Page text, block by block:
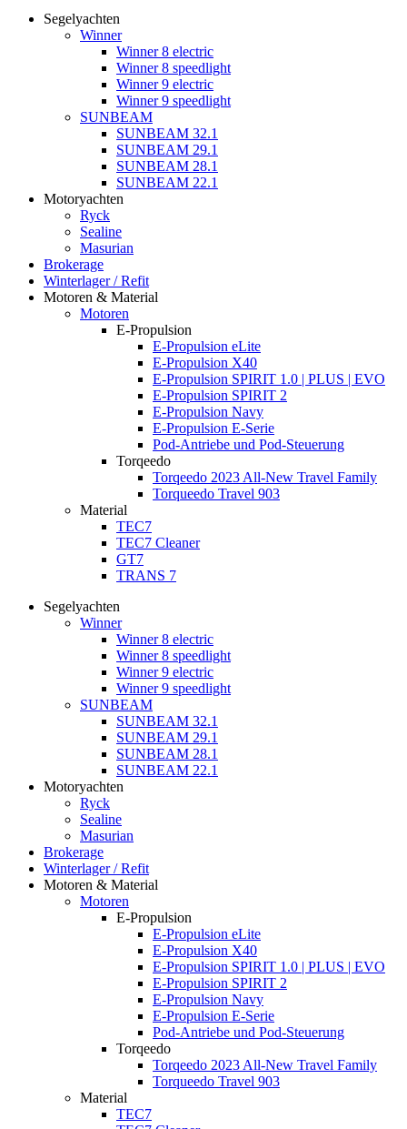
Segelyachten
Winner
Winner 8 electric
Winner 8 speedlight
Winner 9 electric
Winner 9 speedlight
SUNBEAM
SUNBEAM 32.1
SUNBEAM 29.1
SUNBEAM 28.1
SUNBEAM 22.1
Motoryachten
Ryck
Sealine
Masurian
Brokerage
Winterlager / Refit
Motoren & Material
Motoren
E-Propulsion
E-Propulsion eLite
E-Propulsion X40
E-Propulsion SPIRIT 1.0 | PLUS | EVO
E-Propulsion SPIRIT 2
E-Propulsion Navy
E-Propulsion E-Serie
Pod-Antriebe und Pod-Steuerung
Torqeedo
Torqeedo 2023 All-New Travel Family
Torqueedo Travel 903
Material
TEC7
TEC7 Cleaner
GT7
TRANS 7
Segelyachten
Winner
Winner 8 electric
Winner 8 speedlight
Winner 9 electric
Winner 9 speedlight
SUNBEAM
SUNBEAM 32.1
SUNBEAM 29.1
SUNBEAM 28.1
SUNBEAM 22.1
Motoryachten
Ryck
Sealine
Masurian
Brokerage
Winterlager / Refit
Motoren & Material
Motoren
E-Propulsion
E-Propulsion eLite
E-Propulsion X40
E-Propulsion SPIRIT 1.0 | PLUS | EVO
E-Propulsion SPIRIT 2
E-Propulsion Navy
E-Propulsion E-Serie
Pod-Antriebe und Pod-Steuerung
Torqeedo
Torqeedo 2023 All-New Travel Family
Torqueedo Travel 903
Material
TEC7